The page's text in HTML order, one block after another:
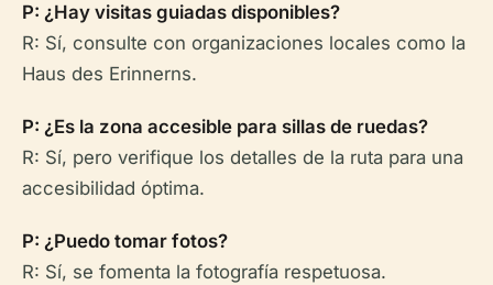
P: ¿Hay visitas guiadas disponibles?
R: Sí, consulte con organizaciones locales como la
Haus des Erinnerns.
P: ¿Es la zona accesible para sillas de ruedas?
R: Sí, pero verifique los detalles de la ruta para una
accesibilidad óptima.
P: ¿Puedo tomar fotos?
R: Sí, se fomenta la fotografía respetuosa.